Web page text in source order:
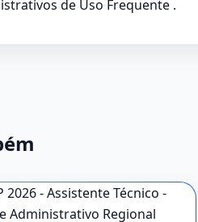
de Uso Frequente .